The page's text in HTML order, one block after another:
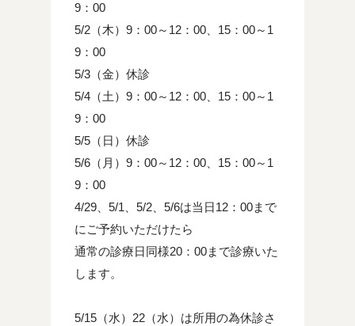
9：00
5/2（木）9：00～12：00、15：00～1
9：00
5/3（金）休診
5/4（土）9：00～12：00、15：00～1
9：00
5/5（日）休診
5/6（月）9：00～12：00、15：00～1
9：00
4/29、5/1、5/2、5/6は当日12：00まで
にご予約いただけたら
通常の診療日同様20：00まで診療いた
します。
5/15（水）22（水）は所用の為休診さ